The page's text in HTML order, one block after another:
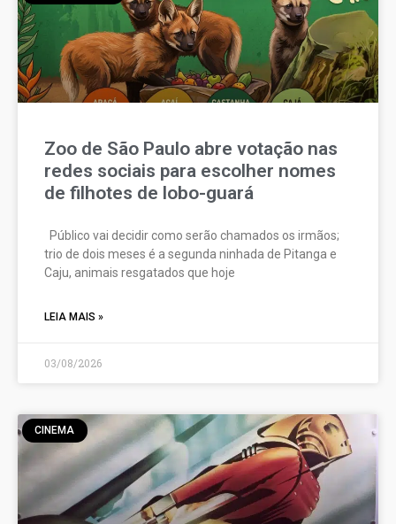
Zoo de São Paulo abre votação nas
redes sociais para escolher nomes
de filhotes de lobo-guará
Público vai decidir como serão chamados os irmãos;
trio de dois meses é a segunda ninhada de Pitanga e
Caju, animais resgatados que hoje
LEIA MAIS »
03/08/2026
CINEMA